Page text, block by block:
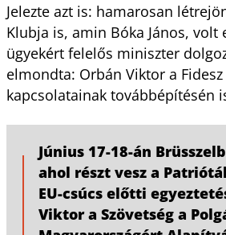
Jelezte azt is: hamarosan
Klubja is, amin Bóka János, volt
ügyekért felelős miniszter
elmondta: Orbán Viktor a
kapcsolatainak továbbépítésén
Június 17-18-án
ahol részt vesz a
EU-csúcs előtti
Viktor a Szövetség a